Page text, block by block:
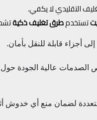
التقليدي لا يكفي.
تستخدمطرق تغليف ذكية
أجزاء قابلة للنقل بأمان.
الصدمات عالية الجودة حول
لضمان منع أي خدوش